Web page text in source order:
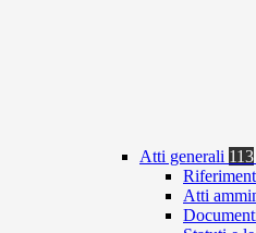
Atti generali 113
Atti